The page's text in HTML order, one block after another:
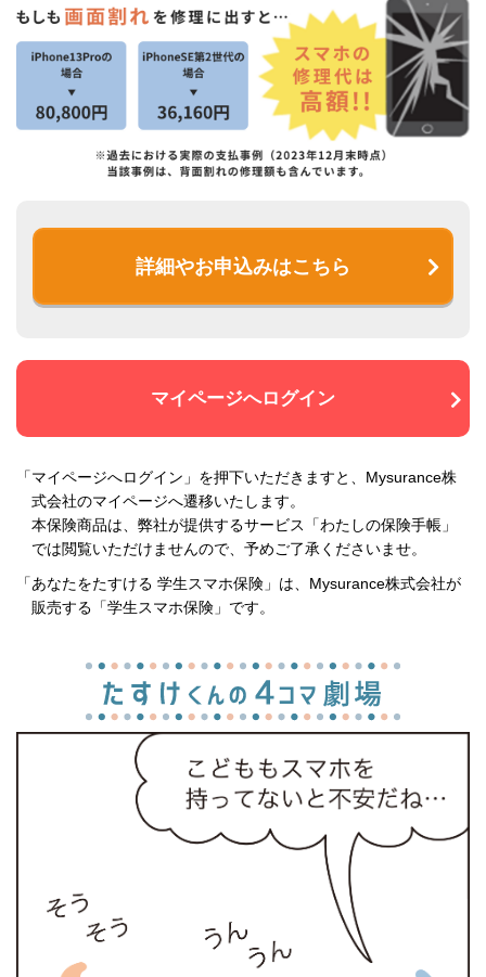
詳細やお申込みはこちら
マイページへログイン
「マイページへログイン」を押下いただきますと、Mysurance株
式会社のマイページへ遷移いたします。
本保険商品は、弊社が提供するサービス「わたしの保険手帳」
では閲覧いただけませんので、予めご了承くださいませ。
「あなたをたすける 学生スマホ保険」は、Mysurance株式会社が
販売する「学生スマホ保険」です。